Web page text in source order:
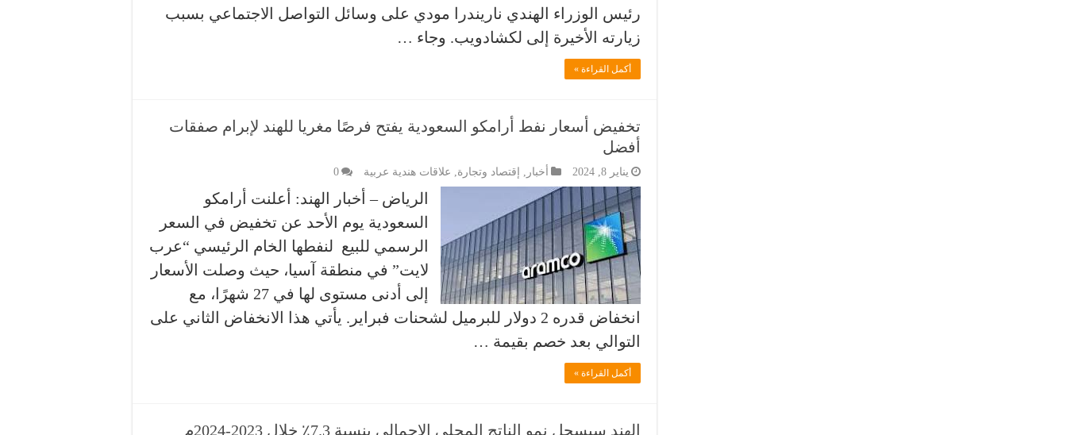
رئيس الوزراء الهندي ناريندرا مودي على وسائل التواصل الاجتماعي بسبب
زيارته الأخيرة إلى لكشادويب. وجاء …
أكمل القراءة »
تخفيض أسعار نفط أرامكو السعودية يفتح فرصًا مغريا للهند لإبرام صفقات
أفضل
يناير 8, 2024 أخبار , إقتصاد وتجارة, علاقات هندية عربية 0
الرياض – أخبار الهند: أعلنت أرامكو
السعودية يوم الأحد عن تخفيض في السعر
الرسمي للبيع لنفطها الخام الرئيسي “عرب
لايت” في منطقة آسيا، حيث وصلت الأسعار
إلى أدنى مستوى لها في 27 شهرًا، مع
انخفاض قدره 2 دولار للبرميل لشحنات فبراير. يأتي هذا الانخفاض الثاني على
التوالي بعد خصم بقيمة …
أكمل القراءة »
الهند سيسجل نمو الناتج المحلي الإجمالي بنسبة 7.3٪ خلال 2023-2024م